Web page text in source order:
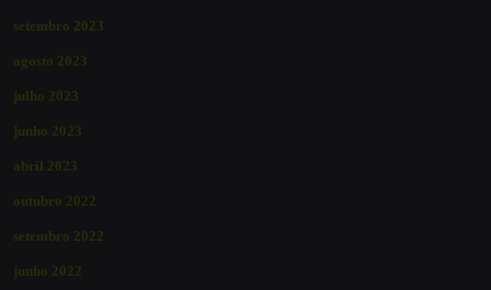
setembro 2023
agosto 2023
julho 2023
junho 2023
abril 2023
outubro 2022
setembro 2022
junho 2022